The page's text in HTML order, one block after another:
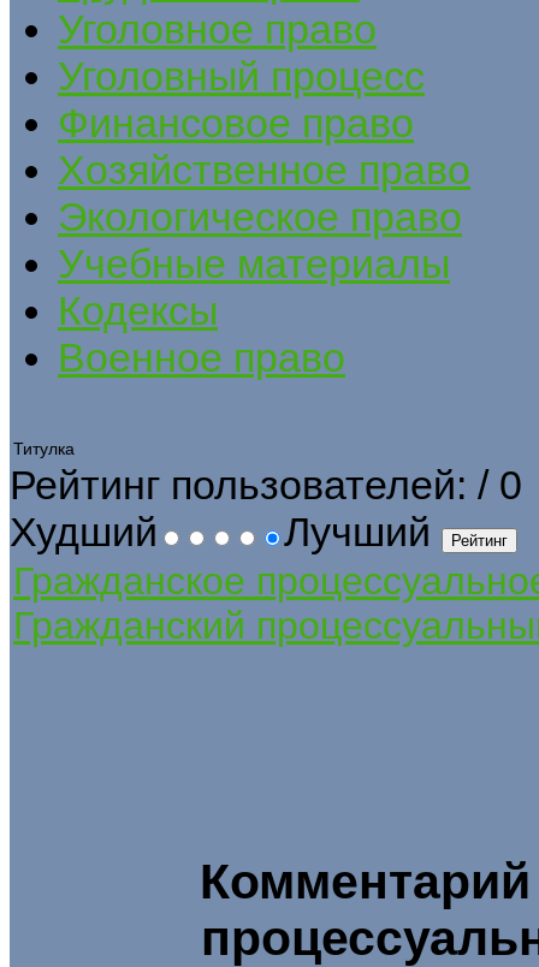
Уголовное право
Уголовный процесс
Финансовое право
Хозяйственное право
Экологическое право
Учебные материалы
Кодексы
Военное право
Титулка
Рейтинг пользователей: / 0
Худший
Лучший
Гражданское
Гражданский